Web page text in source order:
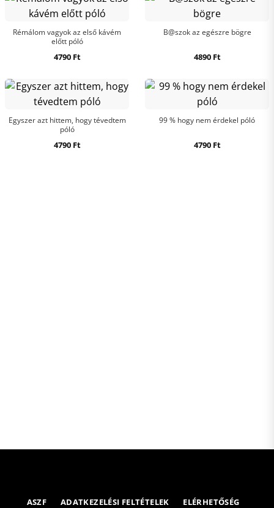
Rémálom vagyok az első kávém
előtt póló
4790 Ft
B@szok az egészre bögre
4890 Ft
Egyszer azt hittem, hogy tévedtem
póló
4790 Ft
99 % hogy nem érdekel póló
4790 Ft
ASZF ADATKEZELÉSI FELTÉTELEK ELÉRHETŐSÉG